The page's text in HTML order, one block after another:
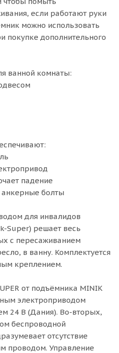
если работают руки
можно использовать
покупке дополнительного
ванной комнаты:
падение
болты
для инвалидов
Super) решает весь
с пересаживанием
в ванну. Комплектуется
креплением.
от подъёмника MINIK
электроприводом
24 В (Дания). Во-вторых,
беспроводной
отсутствие
проводом. Управление